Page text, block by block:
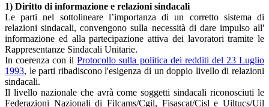
1) Diritto di informazione e relazioni sindacali
Le parti nel sottolineare l’importanza di un corretto sistema di
relazioni sindacali, convengono sulla necessità di dare impulso all'
informazione ed alla partecipazione attiva dei lavoratori tramite le
Rappresentanze Sindacali Unitarie.
In coerenza con ilProtocollo sulla politica dei redditi del 23 Luglio
1993, le parti ribadiscono l'esigenza di un doppio livello di relazioni
sindacali.
Il livello nazionale che avrà come soggetti sindacali riconosciuti le
Federazioni Nazionali di Filcams/Cgil, Fisascat/Cisl e Uiltucs/Uil